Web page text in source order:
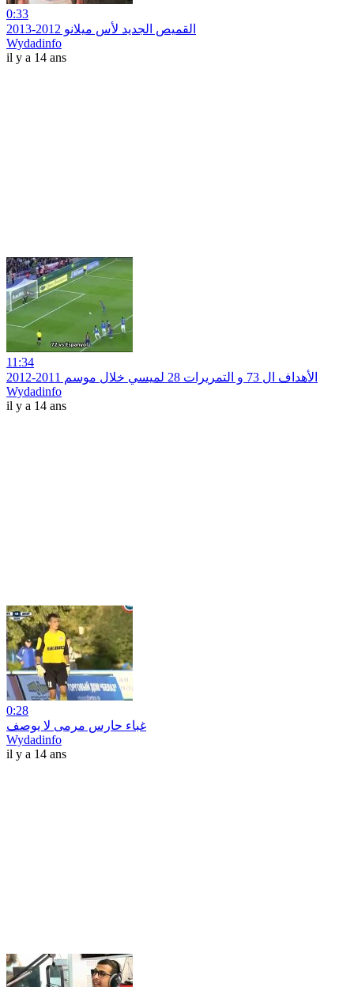
0:33
القميص الجديد لأس ميلانو 2012-2013
Wydadinfo
il y a 14 ans
11:34
الأهداف ال 73 و التمريرات 28 لميسي خلال موسم 2011-2012
Wydadinfo
il y a 14 ans
0:28
غباء حارس مرمى لا يوصف
Wydadinfo
il y a 14 ans